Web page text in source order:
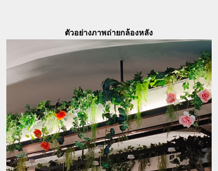
ตัวอย่างภาพถ่ายกล้องหลัง